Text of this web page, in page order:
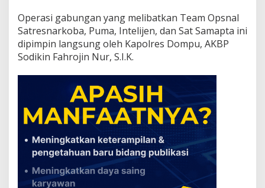
N
a
r
k
t
k
a
Operasi gabungan yang melibatkan Team Opsnal
Satresnarkoba, Puma, Intelijen, dan Sat Samapta ini
dipimpin langsung oleh Kapolres Dompu, AKBP
Sodikin Fahrojin Nur, S.I.K.